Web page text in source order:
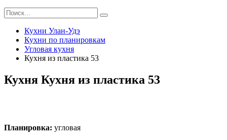
Кухни Улан-Удэ
Кухни по планировкам
Угловая кухня
Кухня из пластика 53
Кухня Кухня из пластика 53
Планировка: угловая